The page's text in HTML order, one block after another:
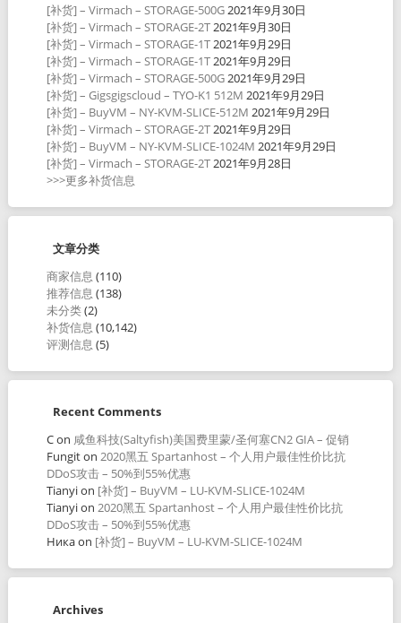
[补货] – Virmach – STORAGE-500G2021年9月30日
[补货] – Virmach – STORAGE-2T2021年9月30日
[补货] – Virmach – STORAGE-1T2021年9月29日
[补货] – Virmach – STORAGE-1T2021年9月29日
[补货] – Virmach – STORAGE-500G2021年9月29日
[补货] – Gigsgigscloud – TYO-K1 512M 2021年9月29日
[补货] – BuyVM – NY-KVM-SLICE-512M 2021年9月29日
[补货] – Virmach – STORAGE-2T2021年9月29日
[补货] – BuyVM – NY-KVM-SLICE-1024M 2021年9月29日
[补货] – Virmach – STORAGE-2T2021年9月28日
>>>更多补货信息
文章分类
商家信息 (110)
推荐信息 (138)
未分类(2)
补货信息 (10,142)
评测信息 (5)
Recent Comments
Con 咸鱼科技(Saltyfish)美国费里蒙/圣何塞CN2 GIA – 促销
Fungiton 2020黑五 Spartanhost – 个人用户最佳性价比抗
DDoS攻击 – 50%到55%优惠
Tianyion [补货] – BuyVM – LU-KVM-SLICE-1024M
Tianyion 2020黑五 Spartanhost – 个人用户最佳性价比抗
DDoS攻击 – 50%到55%优惠
Никаon [补货] – BuyVM – LU-KVM-SLICE-1024M
Archives